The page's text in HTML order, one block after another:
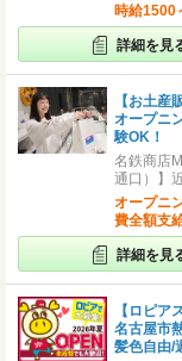
時給1500
詳細を見
【お土産
オープニ
験OK！
名鉄商店
通口）】
オープニ
費全額支
詳細を見
【ロピア
名古屋市
髪色自由/